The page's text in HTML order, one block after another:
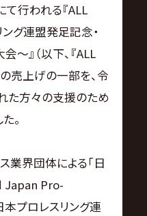
行われる『ALL
グ連盟発足記念・
～』（以下、『ALL
売上げの一部を、令
た方々の支援のため
。
業界団体による「日
Japan Pro-
本プロレスリング連